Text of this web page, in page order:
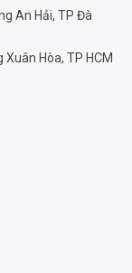
An Hải, TP Đà
Hòa, TP HCM